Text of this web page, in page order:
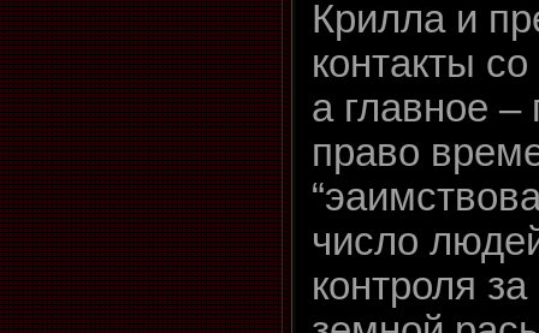
Крилла и
контакты
а главное –
право
число
контроля